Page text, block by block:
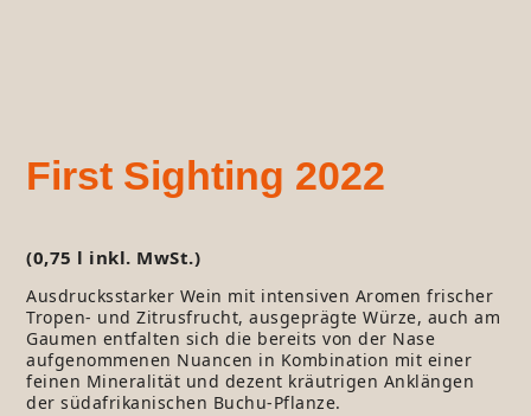
First Sighting 2022
(0,75 l inkl. MwSt.)
Ausdrucksstarker Wein mit intensiven Aromen frischer
Tropen- und Zitrusfrucht, ausgeprägte Würze, auch am
Gaumen entfalten sich die bereits von der Nase
aufgenommenen Nuancen in Kombination mit einer
feinen Mineralität und dezent kräutrigen Anklängen
der südafrikanischen Buchu-Pflanze.